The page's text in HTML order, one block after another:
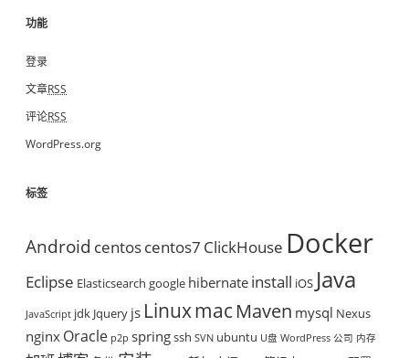
功能
登录
文章RSS
评论RSS
WordPress.org
标签
Android centoscentos7 ClickHouse Docker
Eclipse Elasticsearch google hibernate install iOS Java
JavaScript jdk Jquery js LinuxmacMaven mysql Nexus
nginx Oracle p2p springssh SVN ubuntu U盘 WordPress 公司 内存